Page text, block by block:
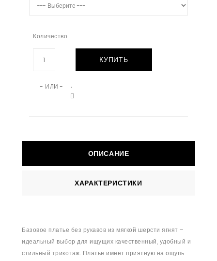
Количество
КУПИТЬ
- ИЛИ -
ОПИСАНИЕ
ХАРАКТЕРИСТИКИ
Базовое платье без рукавов из мягкой шерсти ягнят –
идеальный выбор для ищущих качественный, удобный и
стильный трикотаж. Платье имеет приятную на ощупь